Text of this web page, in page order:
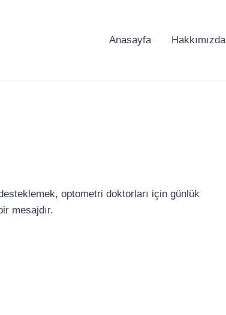
Anasayfa Hakkımızda
optometri doktorları için günlük
mesajdır.